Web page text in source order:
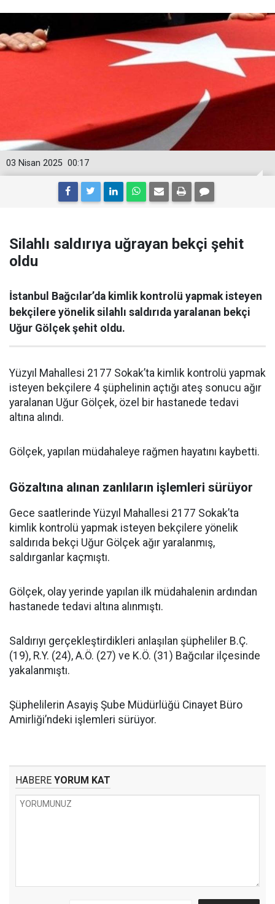
00:17
03 Nisan 2025
Silahlı saldırıya uğrayan bekçi şehit
oldu
İstanbul Bağcılar’da kimlik kontrolü yapmak isteyen
bekçilere yönelik silahlı saldırıda yaralanan bekçi
Uğur Gölçek şehit oldu.
Yüzyıl Mahallesi 2177 Sokak’ta kimlik kontrolü yapmak
isteyen bekçilere 4 şüphelinin açtığı ateş sonucu ağır
yaralanan Uğur Gölçek, özel bir hastanede tedavi
altına alındı.
Gölçek, yapılan müdahaleye rağmen hayatını kaybetti.
Gözaltına alınan zanlıların işlemleri sürüyor
Gece saatlerinde Yüzyıl Mahallesi 2177 Sokak’ta
kimlik kontrolü yapmak isteyen bekçilere yönelik
saldırıda bekçi Uğur Gölçek ağır yaralanmış,
saldırganlar kaçmıştı.
Gölçek, olay yerinde yapılan ilk müdahalenin ardından
hastanede tedavi altına alınmıştı.
Saldırıyı gerçekleştirdikleri anlaşılan şüpheliler B.Ç.
(19), R.Y. (24), A.Ö. (27) ve K.Ö. (31) Bağcılar ilçesinde
yakalanmıştı.
Şüphelilerin Asayiş Şube Müdürlüğü Cinayet Büro
Amirliği’ndeki işlemleri sürüyor.
HABERE YORUM KAT